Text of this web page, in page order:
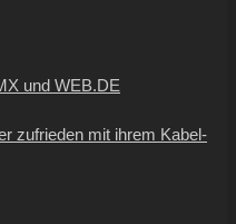
und WEB.DE
zufrieden mit ihrem Kabel-